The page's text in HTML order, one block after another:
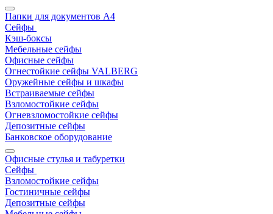
Папки для документов A4
Сейфы
Кэш-боксы
Мебельные сейфы
Офисные сейфы
Огнестойкие сейфы VALBERG
Оружейные сейфы и шкафы
Встраиваемые сейфы
Взломостойкие сейфы
Огневзломостойкие сейфы
Депозитные сейфы
Банковское оборудование
Офисные стулья и табуретки
Сейфы
Взломостойкие сейфы
Гостиничные сейфы
Депозитные сейфы